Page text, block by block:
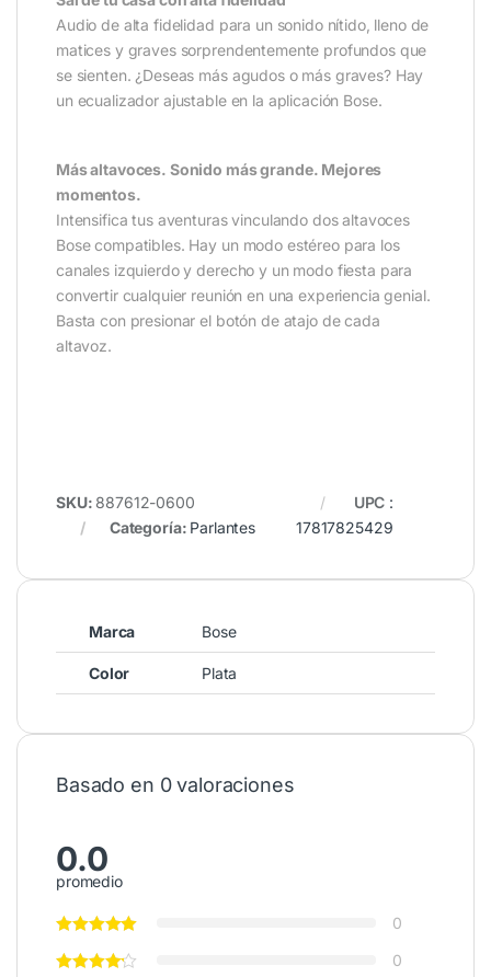
Audio de alta fidelidad para un sonido nítido, lleno de
matices y graves sorprendentemente profundos que
se sienten. ¿Deseas más agudos o más graves? Hay
un ecualizador ajustable en la aplicación Bose.
Más altavoces. Sonido más grande. Mejores
momentos.
Intensifica tus aventuras vinculando dos altavoces
Bose compatibles. Hay un modo estéreo para los
canales izquierdo y derecho y un modo fiesta para
convertir cualquier reunión en una experiencia genial.
Basta con presionar el botón de atajo de cada
altavoz.
SKU: 887612-0600
Categoría: Parlantes
UPC :
17817825429
Marca Bose
Color Plata
Basado en 0 valoraciones
0.0
promedio
0
0